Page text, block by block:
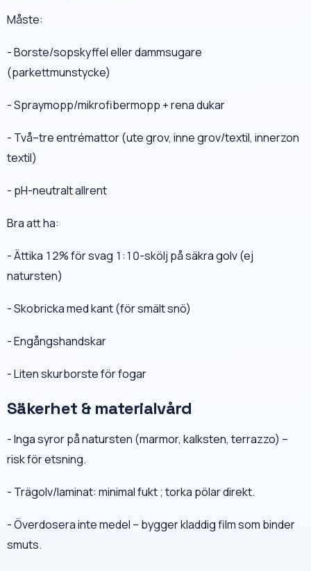
Måste:
- Borste/sopskyffel eller dammsugare
(parkettmunstycke)
- Spraymopp/mikrofibermopp + rena dukar
- Två–tre entrémattor (ute grov, inne grov/textil, innerzon
textil)
- pH-neutralt allrent
Bra att ha:
- Ättika 12% för svag 1:10-skölj på säkra golv (ej
natursten)
- Skobricka med kant (för smält snö)
- Engångshandskar
- Liten skurborste för fogar
Säkerhet & materialvård
- Inga syror på natursten (marmor, kalksten, terrazzo) –
risk för etsning.
- Trägolv/laminat: minimal fukt ; torka pölar direkt.
- Överdosera inte medel – bygger kladdig film som binder
smuts.